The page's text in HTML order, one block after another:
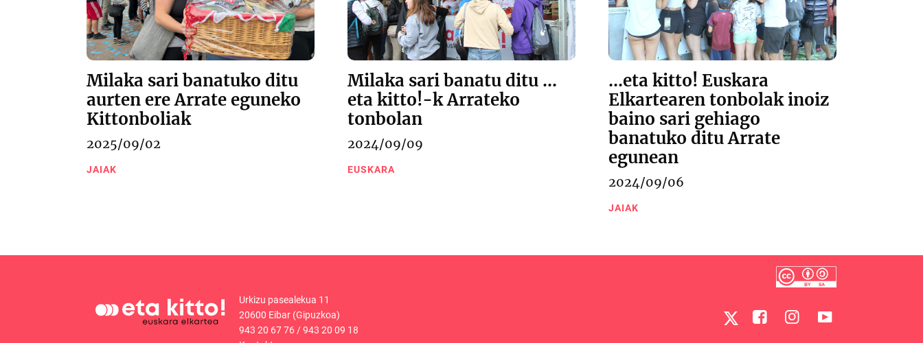
Milaka sari banatuko ditu
aurten ere Arrate eguneko
Kittonboliak
2025/09/02
JAIAK
Milaka sari banatu ditu …
eta kitto!-k Arrateko
tonbolan
2024/09/09
EUSKARA
...eta kitto! Euskara
Elkartearen tonbolak inoiz
baino sari gehiago
banatuko ditu Arrate
egunean
2024/09/06
JAIAK
Urkizu pasealekua 11
20600 Eibar (Gipuzkoa)
943 20 67 76/943 20 09 18